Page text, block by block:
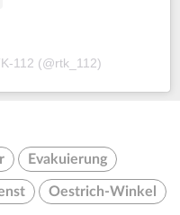
112 (@rtk_112)
Evakuierung
Oestrich-Winkel